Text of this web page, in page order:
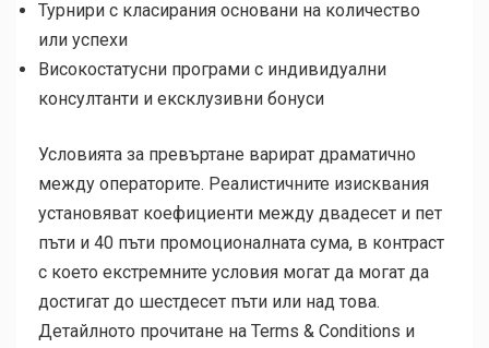
Турнири с класирания основани на количество
или успехи
Високостатусни програми с индивидуални
консултанти и ексклузивни бонуси
Условията за превъртане варират драматично
между операторите. Реалистичните изисквания
установяват коефициенти между двадесет и пет
пъти и 40 пъти промоционалната сума, в контраст
с което екстремните условия могат да могат да
достигат до шестдесет пъти или над това.
Детайлното прочитане на Terms & Conditions и